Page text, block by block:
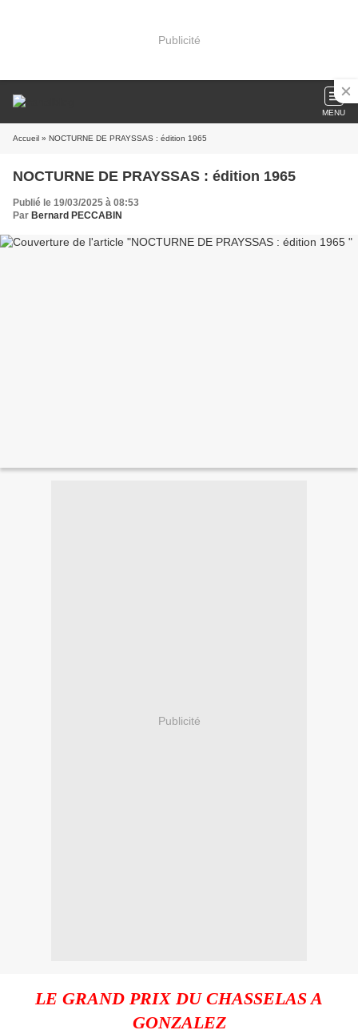
Publicité
MENU
Accueil » NOCTURNE DE PRAYSSAS : édition 1965
NOCTURNE DE PRAYSSAS : édition 1965
Publié le 19/03/2025 à 08:53
Par Bernard PECCABIN
Publicité
LE GRAND PRIX DU CHASSELAS A
GONZALEZ